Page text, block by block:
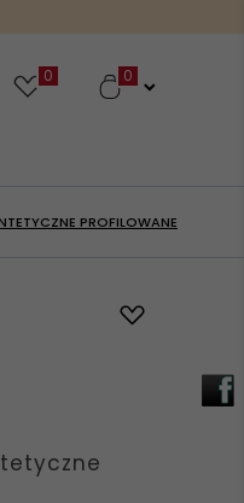
0
PROFILOWANE